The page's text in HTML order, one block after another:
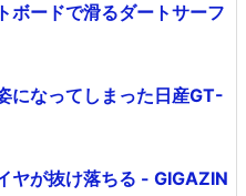
ボードで滑るダートサーフ
になってしまった日産GT-
ヤが抜け落ちる - GIGAZIN